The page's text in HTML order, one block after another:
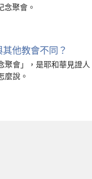
聚會。
他教會不同？
聚會」，是耶和華見證人
麼說。